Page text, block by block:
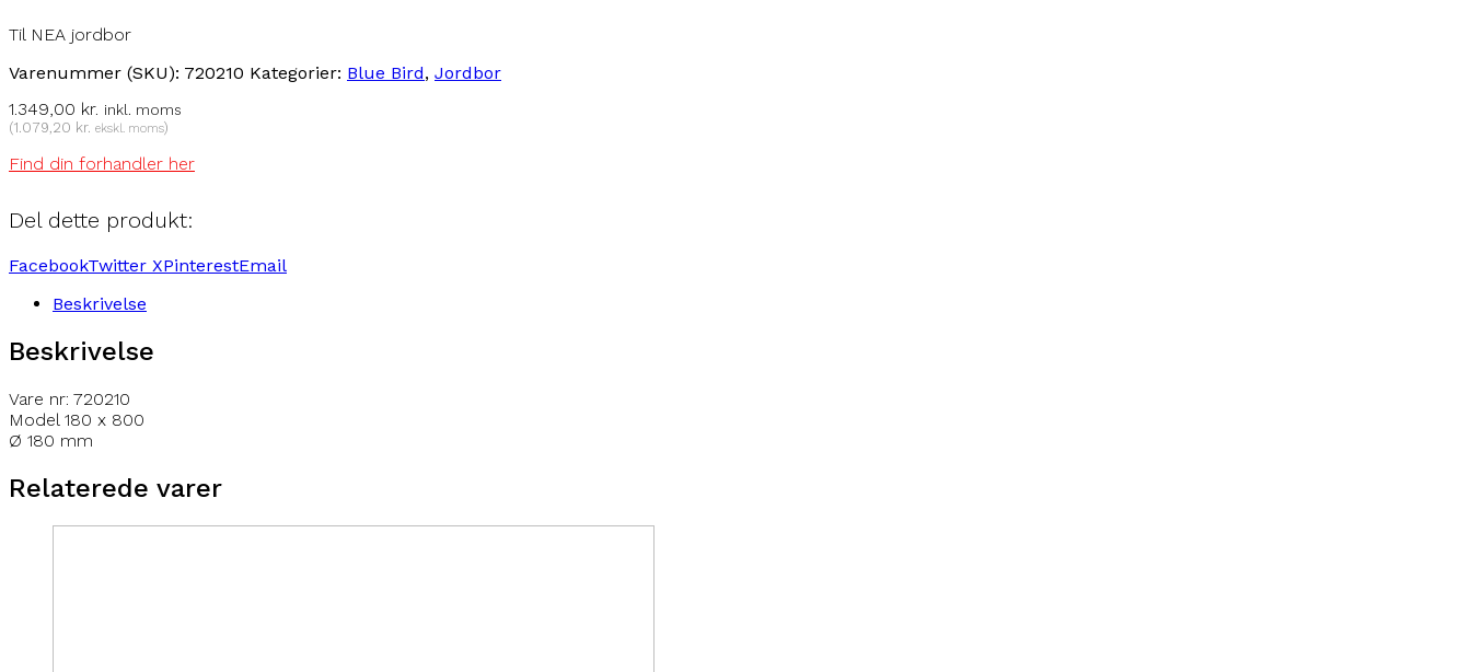
Til NEA jordbor
Varenummer (SKU): 720210 Kategorier: Blue Bird, Jordbor
1.349,00 kr. inkl. moms
(1.079,20 kr. ekskl. moms)
Find din forhandler her
Del dette produkt:
FacebookTwitter XPinterestEmail
Beskrivelse
Beskrivelse
Vare nr: 720210
Model 180 x 800
Ø 180 mm
Relaterede varer